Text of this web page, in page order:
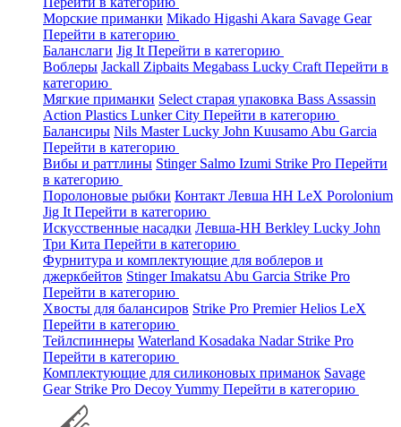
Морские приманки Mikado Higashi Akara Savage Gear
Перейти в категорию
Баланслаги Jig It Перейти в категорию
Воблеры Jackall Zipbaits Megabass Lucky Craft Перейти в
категорию
Мягкие приманки Select старая упаковка Bass Assassin
Action Plastics Lunker City Перейти в категорию
Балансиры Nils MasterLucky John Kuusamo Abu Garcia
Перейти в категорию
Вибы и раттлины Stinger Salmo Izumi Strike Pro Перейти
в категорию
Поролоновые рыбки Контакт Левша НН LeX Porolonium
Jig It Перейти в категорию
Искусственные насадки Левша-НН Berkley Lucky John
Три Кита Перейти в категорию
Фурнитура и комплектующие для воблеров и
джеркбейтов StingerImakatsu Abu Garcia Strike Pro
Перейти в категорию
Хвосты для балансиров Strike Pro PremierHelios LeX
Перейти в категорию
Тейлспиннеры Waterland Kosadaka Nadar Strike Pro
Перейти в категорию
Комплектующие для силиконовых приманок Savage
Gear Strike Pro DecoyYummy Перейти в категорию